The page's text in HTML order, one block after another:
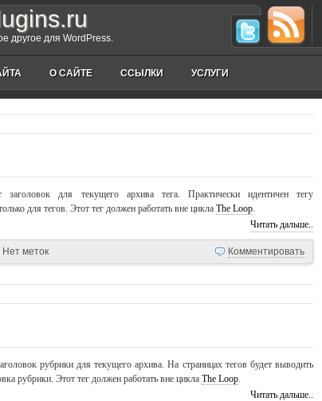
другое для WordPress.
О САЙТЕ ССЫЛКИ УСЛУГИ
для текущего архива тега. Практически идентичен тегу
для тегов. Этот тег должен работать вне цикла The Loop.
Читать дальше..
Нет меток Комментировать
рубрики для текущего архива. На страницах тегов будет выводить
рубрики. Этот тег должен работать вне цикла The Loop.
Читать дальше..